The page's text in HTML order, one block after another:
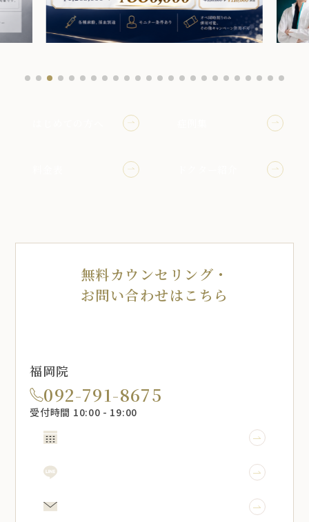
無料カウンセリング・
お問い合わせはこちら
福岡院
092-791-8675
受付時間 10:00 - 19:00